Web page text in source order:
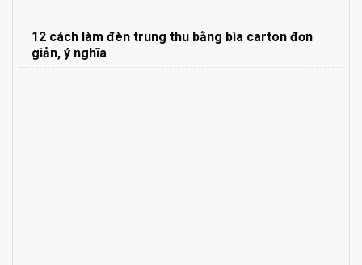
12 cách làm đèn trung thu bằng bìa carton đơn
giản, ý nghĩa